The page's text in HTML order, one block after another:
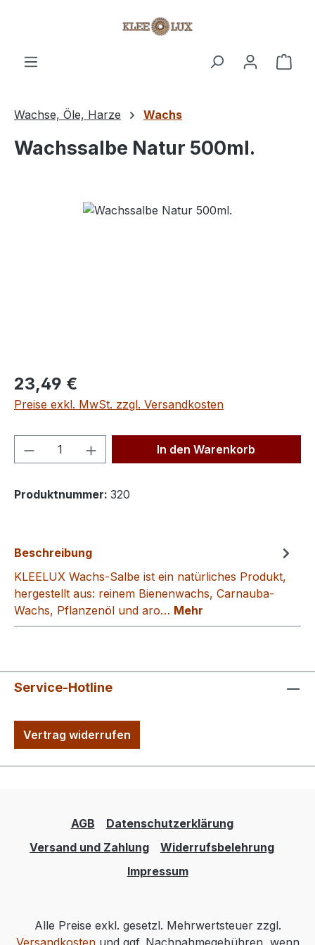
Wachse, Öle, Harze Wachs
Wachssalbe Natur 500ml.
Regulärer Preis:
23,49 €
Preise exkl. MwSt. zzgl. Versandkosten
Produkt Anzahl: Gib denIn den Warenkorb
Produktnummer: 320
Beschreibung
KLEELUX Wachs-Salbe ist ein natürliches Produkt,
hergestellt aus: reinem Bienenwachs, Carnauba-
Wachs, Pflanzenöl und aro… Mehr
Service-Hotline
Vertrag widerrufen
AGB
Datenschutzerklärung
Versand und Zahlung
Widerrufsbelehrung
Impressum
Alle Preise exkl. gesetzl. Mehrwertsteuer zzgl.